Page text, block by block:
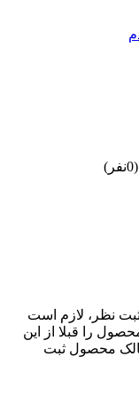
(0نفر)
نظر، لازم است
را قبلا از این
محصول ثبت